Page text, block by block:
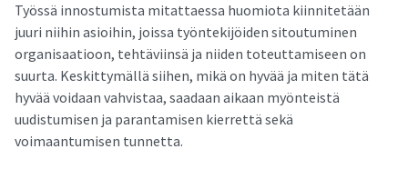
Työssä innostumista mitattaessa huomiota kiinnitetään
juuri niihin asioihin, joissa työntekijöiden sitoutuminen
organisaatioon, tehtäviinsä ja niiden toteuttamiseen on
suurta. Keskittymällä siihen, mikä on hyvää ja miten tätä
hyvää voidaan vahvistaa, saadaan aikaan myönteistä
uudistumisen ja parantamisen kierrettä sekä
voimaantumisen tunnetta.